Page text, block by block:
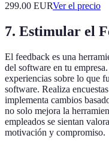
299.00 EURVer el precio
7. Estimular el
El feedback es una
del software en tu
experiencias sobre lo que
software. Realiza
implementa cambios
no solo mejora la
empleados se sientan
motivación y compromiso.